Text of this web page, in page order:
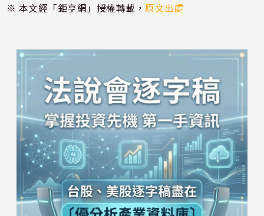
※ 本文經「鉅亨網」授權轉載，原文出處